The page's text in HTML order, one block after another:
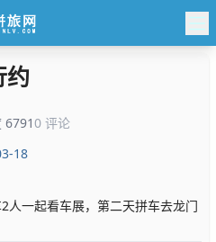
约
67910 评论
18
人一起看车展，第二天拼车去龙门